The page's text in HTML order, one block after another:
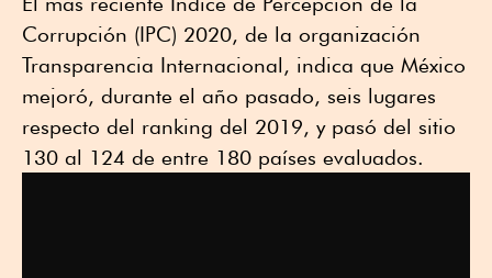
Corrupción (IPC) 2020, de la organización
Transparencia Internacional, indica que México
mejoró, durante el año pasado, seis lugares
respecto del ranking del 2019, y pasó del sitio
130 al 124 de entre 180 países evaluados.